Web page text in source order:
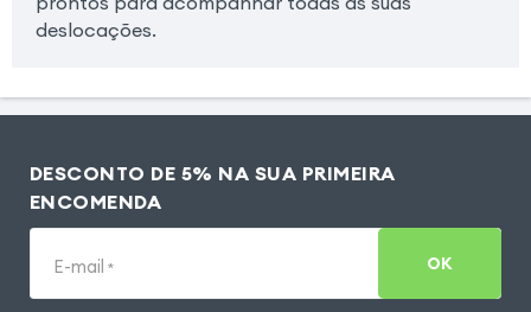
deslocações.
DESCONTO DE 5% NA SUA PRIMEIRA
ENCOMENDA
E-mail * OK